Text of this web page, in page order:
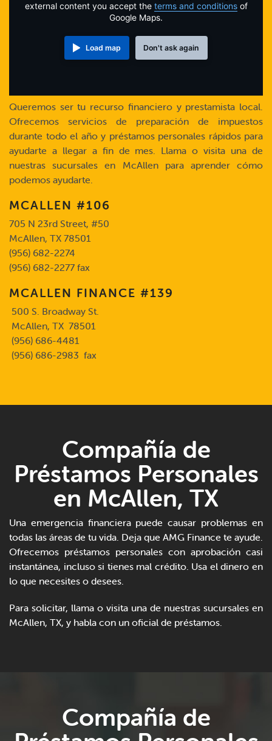
external content you accept the terms and conditionsof
Google Maps.
Load map Don't ask again
Queremos ser tu recurso financiero y prestamista local.
Ofrecemos servicios de preparación de impuestos
durante todo el año y préstamos personales rápidos para
ayudarte a llegar a fin de mes. Llama o visita una de
nuestras sucursales en McAllen para aprender cómo
podemos ayudarte.
MCALLEN #106
705 N 23rd Street, #50
McAllen, TX 78501
(956) 682-2274
(956) 682-2277 fax
MCALLEN FINANCE #139
500 S. Broadway St.
McAllen, TX 78501
(956) 686-4481
(956) 686-2983 fax
Compañía de
Préstamos Personales
en McAllen, TX
Una emergencia financiera puede causar problemas en
todas las áreas de tu vida. Deja que AMG Finance te ayude.
Ofrecemos préstamos personales con aprobación casi
instantánea, incluso si tienes mal crédito. Usa el dinero en
lo que necesites o desees.
Para solicitar, llama o visita una de nuestras sucursales en
McAllen, TX, y habla con un oficial de préstamos.
Compañía de